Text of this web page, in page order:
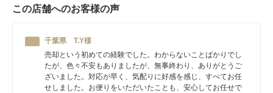
この店舗へのお客様の声
千葉県 T.Y様
売却という初めての経験でした。わからないことばかりでし
たが、色々不安もありましたが、無事終わり、ありがとうご
ざいました。対応が早く、気配りに好感を感じ、すべてお任
せしました。お便りをいただいたことも、安心してお任せで